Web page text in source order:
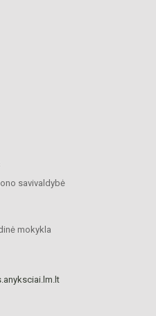
savivaldybė
mokykla